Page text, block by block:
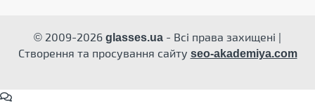
© 2009-2026 glasses.ua - Всі права захищені |
Створення та просування сайту seo-akademiya.com